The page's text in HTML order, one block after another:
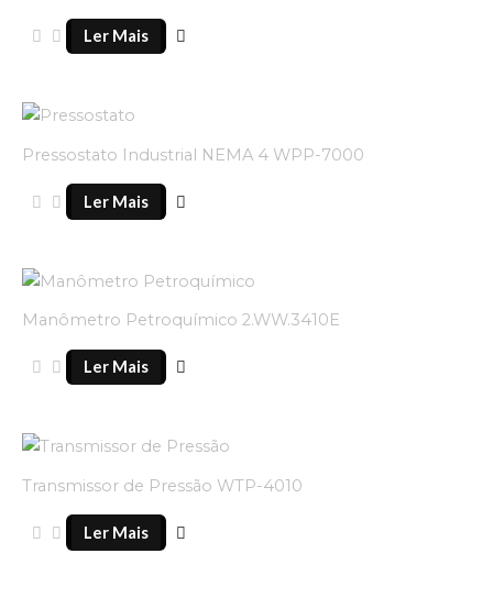
Ler Mais
Pressostato Industrial NEMA 4 WPP-7000
Ler Mais
Manômetro Petroquímico 2.WW.3410E
Ler Mais
Transmissor de Pressão WTP-4010
Ler Mais